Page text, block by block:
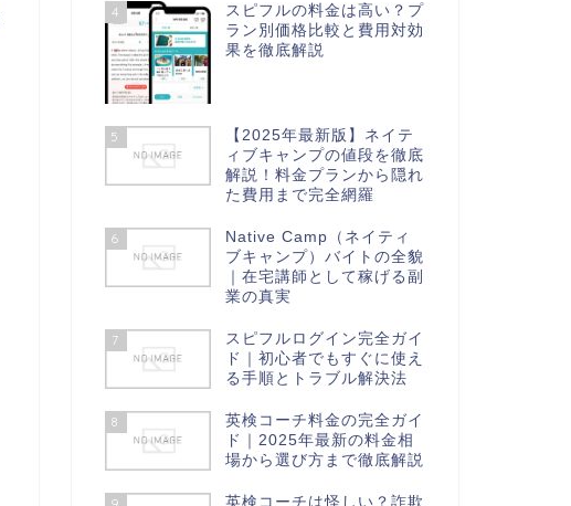
4
スピフルの料金は高い？プ
ラン別価格比較と費用対効
果を徹底解説
5
【2025年最新版】ネイテ
ィブキャンプの値段を徹底
解説！料金プランから隠れ
た費用まで完全網羅
6
Native Camp（ネイティ
ブキャンプ）バイトの全貌
｜在宅講師として稼げる副
業の真実
7
スピフルログイン完全ガイ
ド｜初心者でもすぐに使え
る手順とトラブル解決法
8
英検コーチ料金の完全ガイ
ド｜2025年最新の料金相
場から選び方まで徹底解説
英検コーチは怪しい？詐欺